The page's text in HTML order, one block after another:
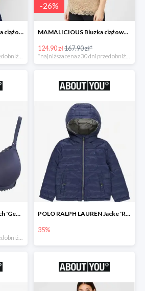
MAMALICIOUS Koszulka ciążowa 'Zana' -26%
*najniższa cena z 30 dni przed obniżką
-26%
MAMALICIOUS Bluzka ciążowa -26%
124.90 zł167.90 zł*
*najniższa cena z 30 dni przed obniżką
Biustonosz dla karmiących 'Geo Lace' -21% POLO RALPH LAUREN Jacke 'REVERSE' w kolorze granatowym
35%